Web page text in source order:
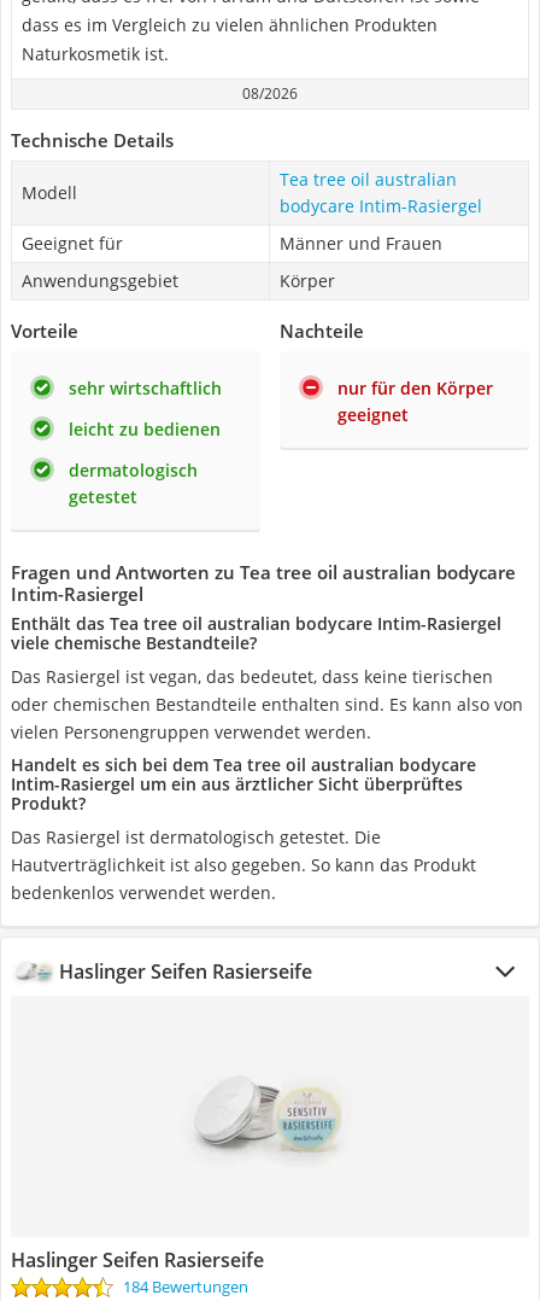
dass es im Vergleich zu vielen ähnlichen Produkten
Naturkosmetik ist.
08/2026
Technische Details
Modell
Tea tree oil australian
bodycare Intim-Rasiergel
Geeignet für
Männer und Frauen
Anwendungsgebiet
Körper
Vorteile
sehr wirtschaftlich
leicht zu bedienen
dermatologisch
getestet
Nachteile
nur für den Körper
geeignet
Fragen und Antworten zu Tea tree oil australian bodycare
Intim-Rasiergel
Enthält das Tea tree oil australian bodycare Intim-Rasiergel
viele chemische Bestandteile?
Das Rasiergel ist vegan, das bedeutet, dass keine tierischen
oder chemischen Bestandteile enthalten sind. Es kann also von
vielen Personengruppen verwendet werden.
Handelt es sich bei dem Tea tree oil australian bodycare
Intim-Rasiergel um ein aus ärztlicher Sicht überprüftes
Produkt?
Das Rasiergel ist dermatologisch getestet. Die
Hautverträglichkeit ist also gegeben. So kann das Produkt
bedenkenlos verwendet werden.
Haslinger Seifen Rasierseife
Haslinger Seifen Rasierseife
184 Bewertungen